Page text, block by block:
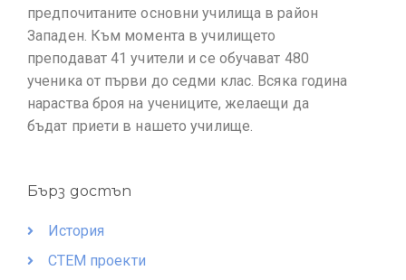
предпочитаните основни училища в район
Западен. Към момента в училището
преподават 41 учители и се обучават 480
ученика от първи до седми клас. Всяка година
нараства броя на учениците, желаещи да
бъдат приети в нашето училище.
Бърз достъп
История
СТЕМ проекти